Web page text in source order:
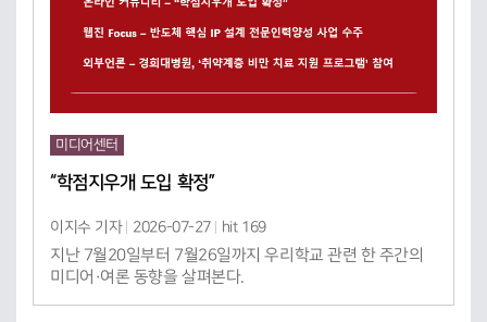
미디어센터
“학점지우개 도입 확정”
이지수 기자 2026-07-27
hit 169
지난 7월20일부터 7월26일까지 우리학교 관련 한 주간의
미디어·여론 동향을 살펴본다.